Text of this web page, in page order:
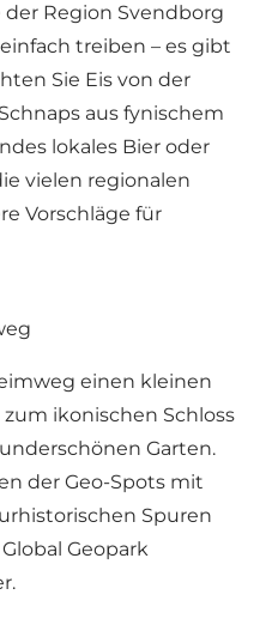
Region Svendborg
treiben – es gibt
Sie Eis von der
aus fynischem
lokales Bier oder
vielen regionalen
Vorschläge für
einen kleinen
ikonischen Schloss
Garten.
der Geo-Spots mit
Spuren
Geopark